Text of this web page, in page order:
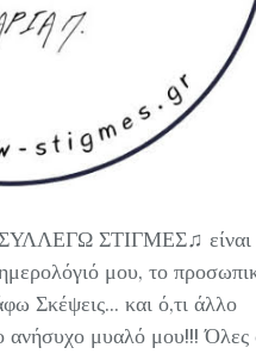
ΣΤΙΓΜΕΣ♫ είναι
μου, το
Σκέψεις... και ό,τι άλλο
ανήσυχο μυαλό μου!!! Όλες